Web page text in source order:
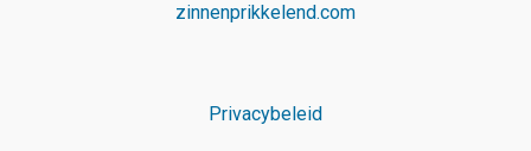
zinnenprikkelend.com
Privacybeleid